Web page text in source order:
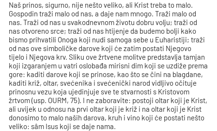
Naš prinos, sigurno, nije nešto veliko, ali Krist treba to malo.
Gospodin traži malo od nas, a daje nam mnogo. Traži malo od
nas. Traži od nas u svakodnevnom životu dobru volju; traži od
nas otvoreno srce; traži od nas htijenje da budemo bolji kako
bismo prihvatili Onoga koji nudi samoga sebe u Euharistiji; traži
od nas ove simboličke darove koji će zatim postati Njegovo
tijelo i Njegova krv. Sliku ove žrtvene molitve predstavlja tamjan
koji izgaranjem u vatri oslobađa mirisni dim koji se uzdiže prema
gore: kaditi darove koji se prinose, kao što se čini na blagdane,
kaditi križ, oltar, svećenika i svećenički narod vidljivo očituje
prinosnu vezu koja ujedinjuje sve te stvarnosti s Kristovom
žrtvom (usp. OURM, 75). I ne zaboravite: postoji oltar koji je Krist,
ali uvijek u odnosu na prvi oltar koji je križ i na oltar koji je Krist
donosimo to malo naših darova, kruh i vino koji će postati nešto
veliko: sâm Isus koji se daje nama.